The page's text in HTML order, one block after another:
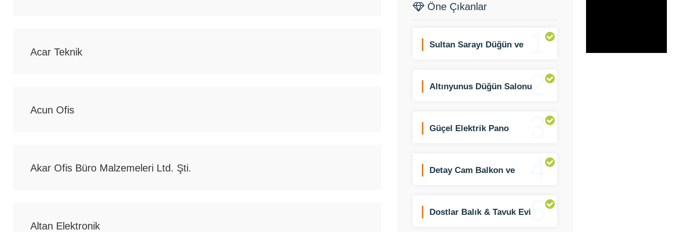
Acar Teknik
Acun Ofis
Akar Ofis Büro Malzemeleri Ltd. Şti.
Altan Elektronik
Öne Çıkanlar
1
Sultan Sarayı Düğün ve
2
Altınyunus Düğün Salonu
3
Güçel Elektrik Pano
4
Detay Cam Balkon ve
5
Dostlar Balık & Tavuk Evi